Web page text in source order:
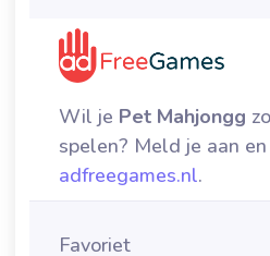
Wil je Pet Mahjongg
spelen? Meld je aan
adfreegames.nl.
Favoriet